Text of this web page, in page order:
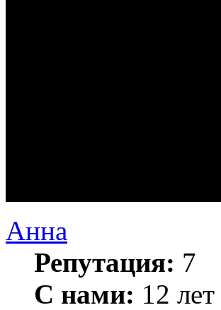
Анна
Репутация: 7
С нами: 12